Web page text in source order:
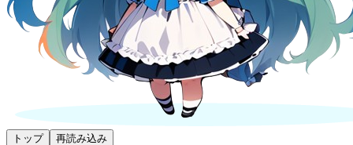
トップ 再読み込み